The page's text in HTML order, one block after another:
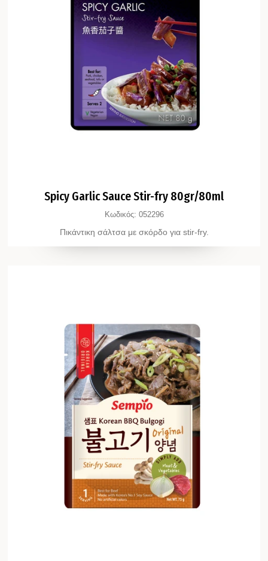
Spicy Garlic Sauce Stir-fry 80gr/80ml
Κωδικός: 052296
Πικάντικη σάλτσα με σκόρδο για stir-fry.